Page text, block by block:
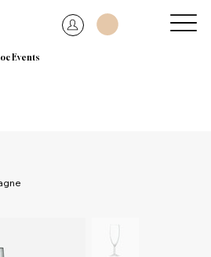
Events